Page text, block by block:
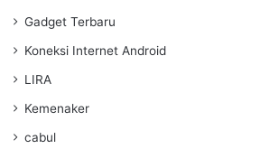
Gadget Terbaru
Koneksi Internet Android
LIRA
Kemenaker
cabul